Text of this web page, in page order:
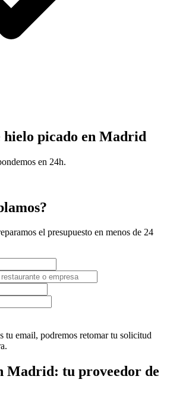
hielo picado en Madrid
en 24h.
el presupuesto en menos de 24
tu email, podremos retomar tu solicitud
Madrid: tu proveedor de